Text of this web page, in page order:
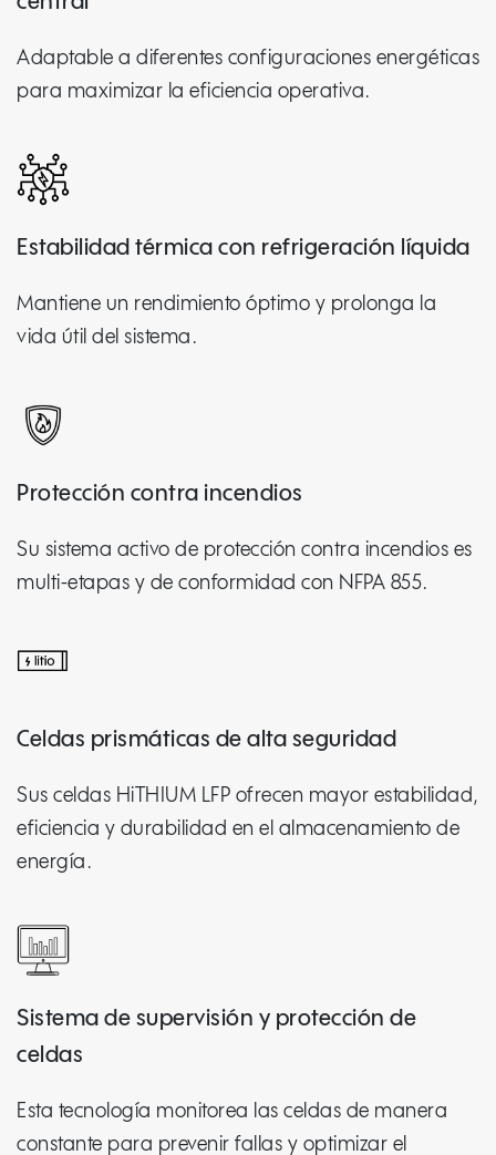
Adaptable a diferentes configuraciones energéticas
para maximizar la eficiencia operativa.
Estabilidad térmica con refrigeración líquida
Mantiene un rendimiento óptimo y prolonga la
vida útil del sistema.
Protección contra incendios
Su sistema activo de protección contra incendios es
multi-etapas y de conformidad con NFPA 855.
Celdas prismáticas de alta seguridad
Sus celdas HiTHIUM LFP ofrecen mayor estabilidad,
eficiencia y durabilidad en el almacenamiento de
energía.
Sistema de supervisión y protección de
celdas
Esta tecnología monitorea las celdas de manera
constante para prevenir fallas y optimizar el